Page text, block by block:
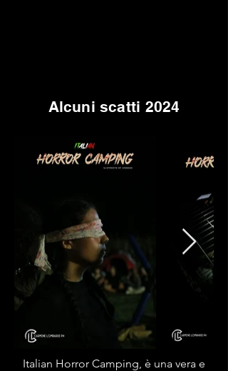
Alcuni scatti 2024
Italian Horror Camping, è una vera e